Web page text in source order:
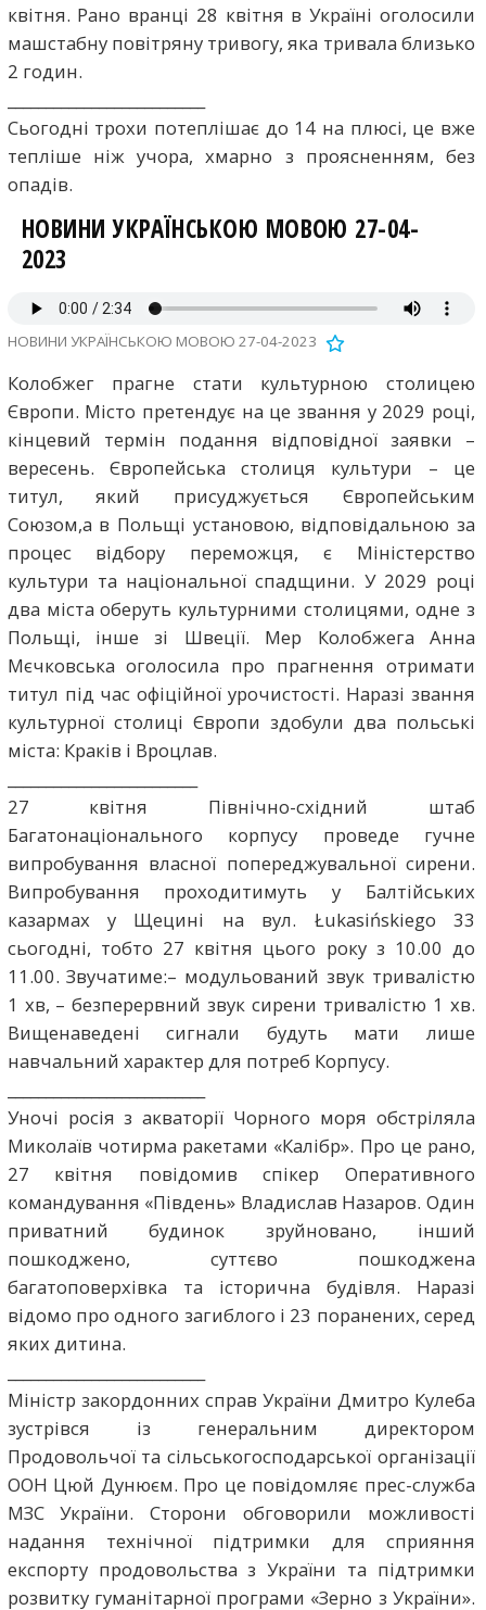
квітня. Рано вранці 28 квітня в Україні оголосили
машстабну повітряну тривогу, яка тривала близько
2 годин.
Сьогодні трохи потеплішає до 14 на плюсі, це вже
тепліше ніж учора, хмарно з проясненням, без
опадів.
НОВИНИ УКРАЇНСЬКОЮ МОВОЮ 27-04-
2023
НОВИНИ УКРАЇНСЬКОЮ МОВОЮ 27-04-2023
Колобжег прагне стати культурною столицею
Європи. Місто претендує на це звання у 2029 році,
кінцевий термін подання відповідної заявки –
вересень. Європейська столиця культури – це
титул, який присуджується Європейським
Союзом,а в Польщі установою, відповідальною за
процес відбору переможця, є Міністерство
культури та національної спадщини. У 2029 році
два міста оберуть культурними столицями, одне з
Польщі, інше зі Швеції. Мер Колобжега Анна
Мєчковська оголосила про прагнення отримати
титул під час офіційної урочистості. Наразі звання
культурної столиці Європи здобули два польські
міста: Краків і Вроцлав.
27 квітня Північно-східний штаб
Багатонаціонального корпусу проведе гучне
випробування власної попереджувальної сирени.
Випробування проходитимуть у Балтійських
казармах у Щецині на вул. Łukasińskiego 33
сьогодні, тобто 27 квітня цього року з 10.00 до
11.00. Звучатиме:– модульований звук тривалістю
1 хв, – безперервний звук сирени тривалістю 1 хв.
Вищенаведені сигнали будуть мати лише
навчальний характер для потреб Корпусу.
Уночі росія з акваторії Чорного моря обстріляла
Миколаїв чотирма ракетами «Калібр». Про це рано,
27 квітня повідомив спікер Оперативного
командування «Південь» Владислав Назаров. Один
приватний будинок зруйновано, інший
пошкоджено, суттєво пошкоджена
багатоповерхівка та історична будівля. Наразі
відомо про одного загиблого і 23 поранених, серед
яких дитина.
Міністр закордонних справ України Дмитро Кулеба
зустрівся із генеральним директором
Продовольчої та сільськогосподарської організації
ООН Цюй Дунюєм. Про це повідомляє прес-служба
МЗС України. Сторони обговорили можливості
надання технічної підтримки для сприяння
експорту продовольства з України та підтримки
розвитку гуманітарної програми «Зерно з України».